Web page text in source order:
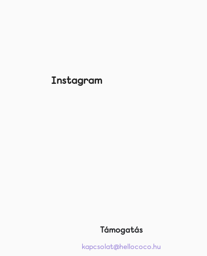
Instagram
Támogatás
kapcsolat@hellococo.hu